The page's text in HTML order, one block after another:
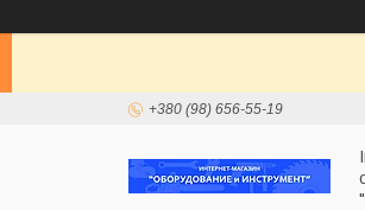
+380 (98) 656-55-19